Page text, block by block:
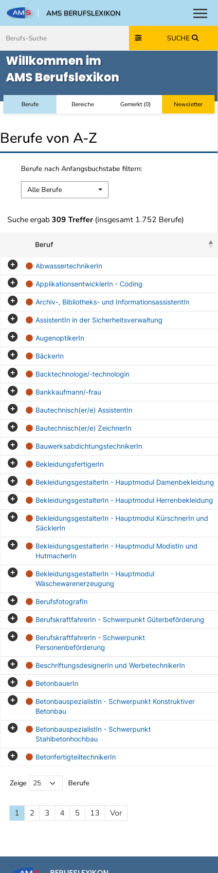
AMS BERUFSLEXIKON
SUCHE
Willkommen im
AMS Berufslexikon
Berufe Bereiche Gemerkt(0) Newsletter
Berufe von A-Z
Berufe nach Anfangsbuchstabe filtern:
Alle Berufe
Suche ergab309 Treffer (insgesamt 1.752 Berufe)
Beruf
AbwassertechnikerIn
ApplikationsentwicklerIn - Coding
Archiv-, Bibliotheks- und InformationsassistentIn
AssistentIn in der Sicherheitsverwaltung
AugenoptikerIn
BäckerIn
Backtechnologe/-technologin
Bankkaufmann/-frau
Bautechnisch(er/e) AssistentIn
Bautechnisch(er/e) ZeichnerIn
BauwerksabdichtungstechnikerIn
BekleidungsfertigerIn
BekleidungsgestalterIn - Hauptmodul Damenbekleidung
BekleidungsgestalterIn - Hauptmodul Herrenbekleidung
BekleidungsgestalterIn - Hauptmodul KürschnerIn und
SäcklerIn
BekleidungsgestalterIn - Hauptmodul ModistIn und
HutmacherIn
BekleidungsgestalterIn - Hauptmodul
Wäschewarenerzeugung
BerufsfotografIn
BerufskraftfahrerIn - Schwerpunkt Güterbeförderung
BerufskraftfahrerIn - Schwerpunkt
Personenbeförderung
BeschriftungsdesignerIn und WerbetechnikerIn
BetonbauerIn
BetonbauspezialistIn - Schwerpunkt Konstruktiver
Betonbau
BetonbauspezialistIn - Schwerpunkt
Stahlbetonhochbau
BetonfertigteiltechnikerIn
Zeige Berufe
1 2 3 4 5 13 Vor